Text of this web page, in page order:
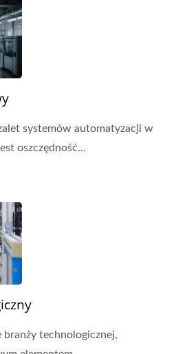
systemów automatyzacji w
oszczędność...
technologicznej,